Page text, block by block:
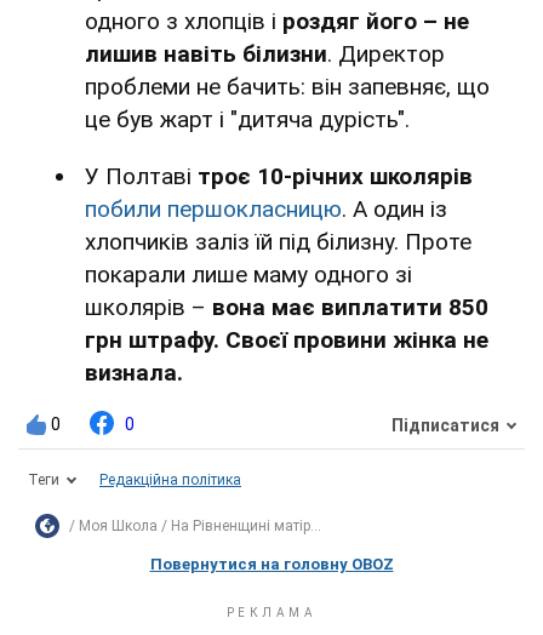
одного з хлопців і роздяг його – не
лишив навіть білизни. Директор
проблеми не бачить: він запевняє, що
це був жарт і "дитяча дурість".
У Полтаві троє 10-річних школярів
побили першокласницю. А один із
хлопчиків заліз їй під білизну. Проте
покарали лише маму одного зі
школярів – вона має виплатити 850
грн штрафу. Своєї провини жінка не
визнала.
0 0 Підписатися
Теги Редакційна політика
Моя Школа На Рівненщині матір...
Повернутися на головну OBOZ